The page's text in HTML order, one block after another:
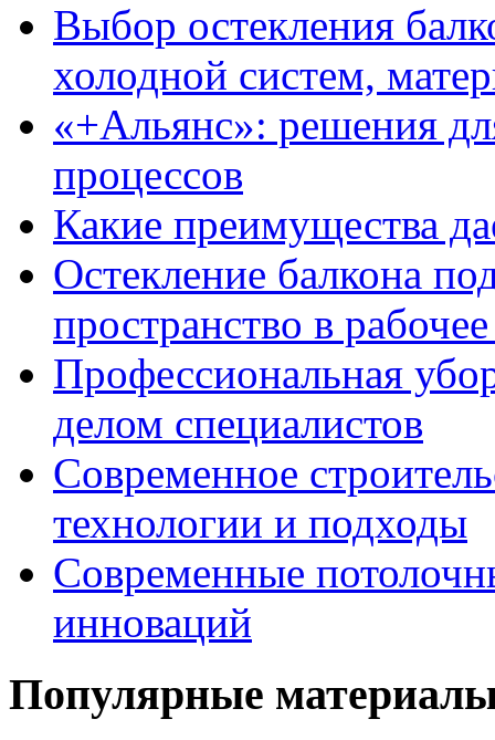
Выбор остекления
холодной систем,
«+Альянс»: решения
процессов
Какие преимущества
Остекление балкона
пространство в
Профессиональная
делом специалистов
Современное
технологии и подходы
Современные
инноваций
Популярные